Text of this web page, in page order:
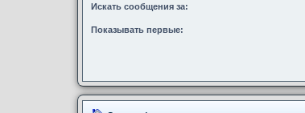
Искать сообщения за:
Показывать первые: